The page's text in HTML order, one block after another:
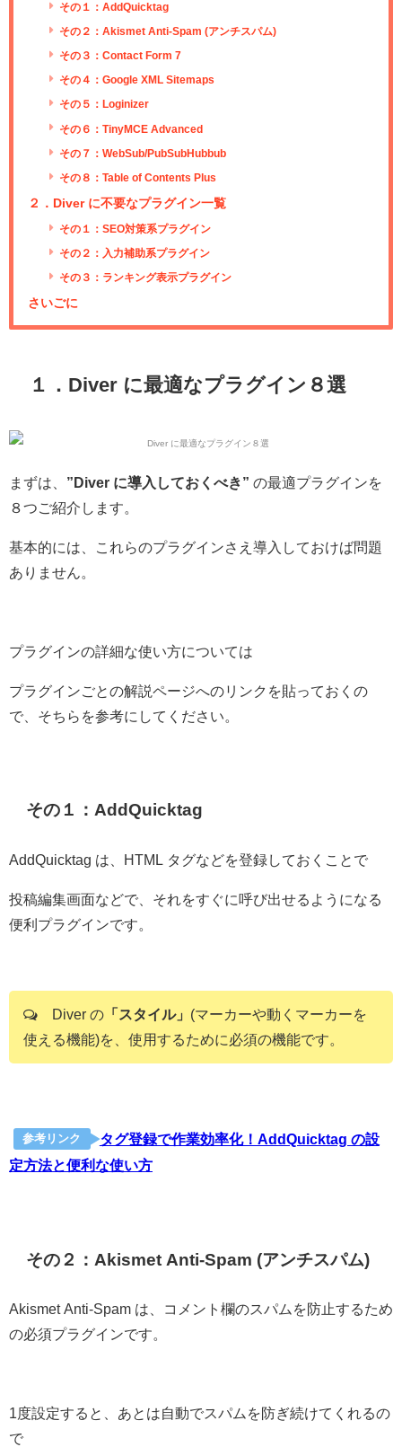
その１：AddQuicktag
その２：Akismet Anti-Spam (アンチスパム)
その３：Contact Form 7
その４：Google XML Sitemaps
その５：Loginizer
その６：TinyMCE Advanced
その７：WebSub/PubSubHubbub
その８：Table of Contents Plus
２．Diver に不要なプラグイン一覧
その１：SEO対策系プラグイン
その２：入力補助系プラグイン
その３：ランキング表示プラグイン
さいごに
１．Diver に最適なプラグイン８選
まずは、 ”Diver に導入しておくべき” の最適プラグインを
８つご紹介します。
基本的には、これらのプラグインさえ導入しておけば問題
ありません。
プラグインの詳細な使い方については
プラグインごとの解説ページへのリンクを貼っておくの
で、そちらを参考にしてください。
その１：AddQuicktag
AddQuicktag は、HTML タグなどを登録しておくことで
投稿編集画面などで、それをすぐに呼び出せるようになる
便利プラグインです。
Diver の 「スタイル」 (マーカーや動くマーカーを
使える機能)を、使用するために必須の機能です。
参考リンク
タグ登録で作業効率化！AddQuicktag の設
定方法と便利な使い方
その２：Akismet Anti-Spam (アンチスパム)
Akismet Anti-Spam は、コメント欄のスパムを防止するため
の必須プラグインです。
1度設定すると、あとは自動でスパムを防ぎ続けてくれるの
で